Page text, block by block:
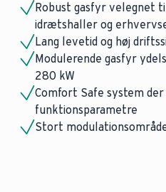
Robust gasfyr velegnet
idrætshaller og
Lang levetid og høj
Modulerende gasfyr
280 kW
Comfort Safe system
funktionsparametre
Stort